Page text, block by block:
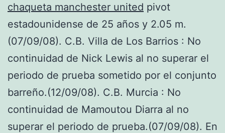
chaqueta manchester united pivot
estadounidense de 25 años y 2.05 m.
(07/09/08). C.B. Villa de Los Barrios : No
continuidad de Nick Lewis al no superar el
periodo de prueba sometido por el conjunto
barreño.(12/09/08). C.B. Murcia : No
continuidad de Mamoutou Diarra al no
superar el periodo de prueba.(07/09/08). En